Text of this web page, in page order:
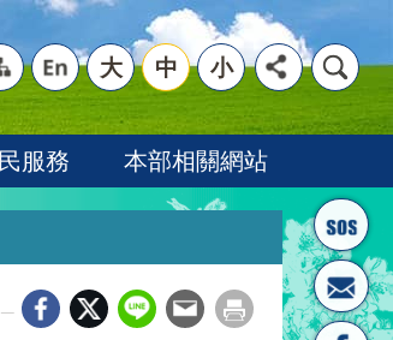
"英
大 中 小
服務 本部相關網站